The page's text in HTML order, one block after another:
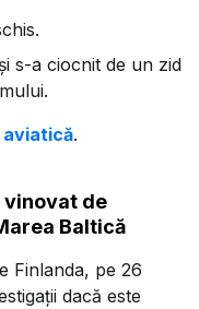
s-a ciocnit de un zid
.
vinovat de
Baltică
Finlanda, pe 26
dacă este